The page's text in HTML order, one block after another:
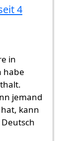
4
in
habe
jemand
kann